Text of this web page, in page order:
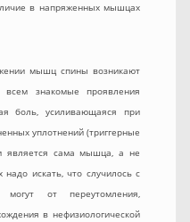
в напряженных мышцах
мышц спины возникают
знакомые проявления
боль, усиливающаяся при
уплотнений (триггерные
является сама мышца, а не
искать, что случилось с
от переутомления,
в нефизиологической